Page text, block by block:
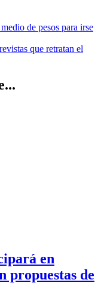
de pesos para irse
que retratan el
en
propuestas de